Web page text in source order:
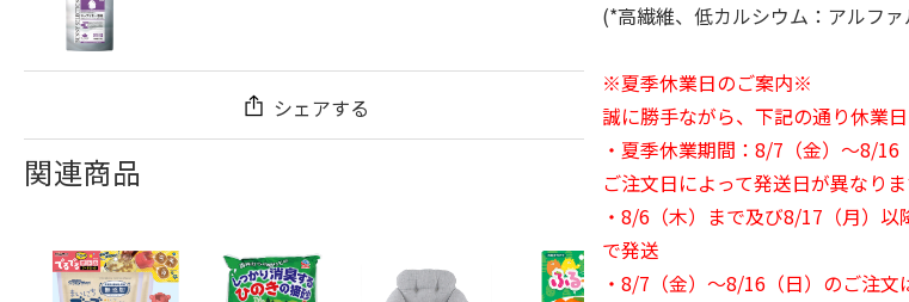
シェアする
関連商品
(*高繊維、低カルシウム：アルフ
※夏季休業日のご案内※
誠に勝手ながら、下記の通り休業
・夏季休業期間：8/7（金）～8/16
ご注文日によって発送日が異なり
・8/6（木）まで及び8/17（月）
で発送
・8/7（金）～8/16（日）のご注